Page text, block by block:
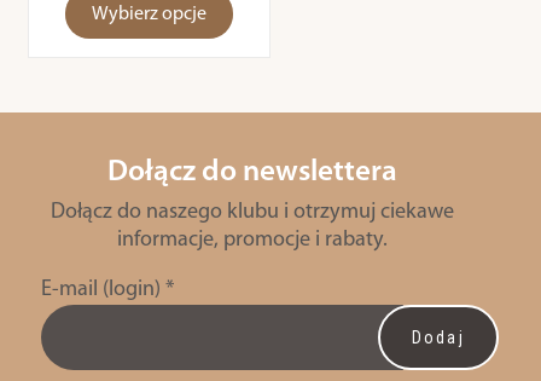
Wybierz opcje
Dołącz do newslettera
Dołącz do naszego klubu i otrzymuj ciekawe
informacje, promocje i rabaty.
E-mail (login) *